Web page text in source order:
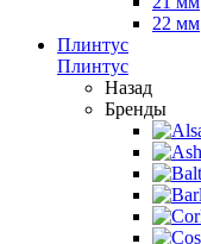
22 мм
Плинтус
Плинтус
Назад
Бренды